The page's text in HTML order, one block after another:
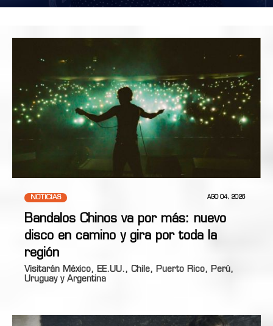
NOTICIAS AGO 04, 2026
Bandalos Chinos va por más: nuevo
disco en camino y gira por toda la
región
Visitarán México, EE.UU., Chile, Puerto Rico, Perú,
Uruguay y Argentina